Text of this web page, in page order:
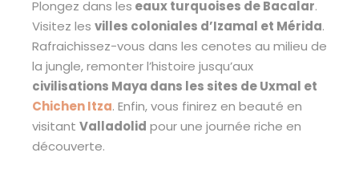
Plongez dans les eaux turquoises de Bacalar.
Visitez les villes coloniales d’Izamal et Mérida.
Rafraichissez-vous dans les cenotes au milieu de
la jungle, remonter l’histoire jusqu’aux
civilisations Maya dans les sites de Uxmal et
Chichen Itza. Enfin, vous finirez en beauté en
visitant Valladolid pour une journée riche en
découverte.